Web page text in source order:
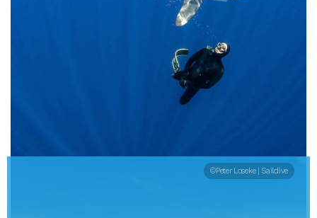
©Peter Loseke | Saildive